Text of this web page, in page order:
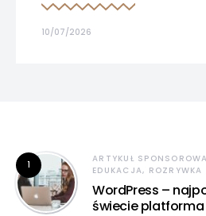
10/07/2026
1
ARTYKUŁ
EDUKACJA, ROZRYWKA
WordPress –
świecie